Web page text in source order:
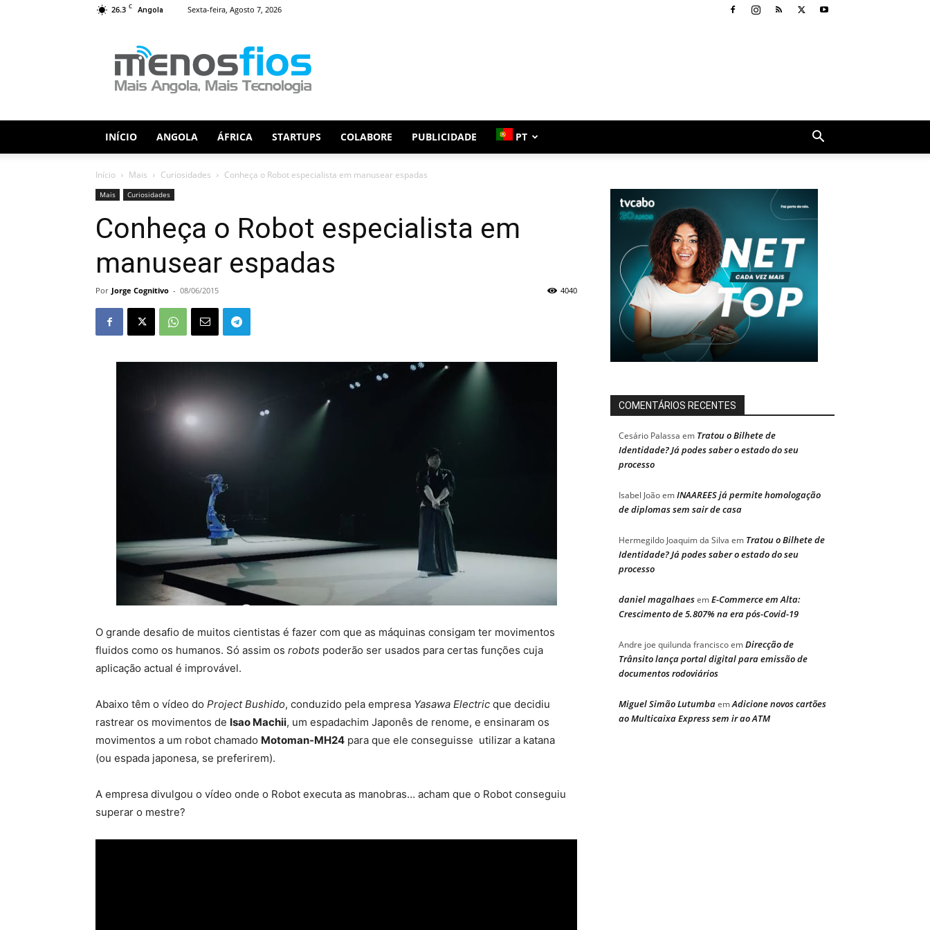
26.3 C Angola Sexta-feira, Agosto 7, 2026
Fios
INÍCIO ANGOLA ÁFRICA STARTUPS COLABORE PUBLICIDADE PT
Início Mais Curiosidades Conheça o Robot especialista em manusear espadas
Mais Curiosidades
Conheça o Robot especialista em
manusear espadas
Por Jorge Cognitivo - 08/06/2015 4040
O grande desafio de muitos cientistas é fazer com que as máquinas consigam ter movimentos
fluidos como os humanos. Só assim os robots poderão ser usados para certas funções cuja
aplicação actual é improvável.
Abaixo têm o vídeo do Project Bushido, conduzido pela empresa Yasawa Electric que decidiu
rastrear os movimentos de Isao Machii, um espadachim Japonês de renome, e ensinaram os
movimentos a um robot chamado Motoman-MH24 para que ele conseguisse utilizar a katana
(ou espada japonesa, se preferirem).
A empresa divulgou o vídeo onde o Robot executa as manobras… acham que o Robot conseguiu
superar o mestre?
COMENTÁRIOS RECENTES
Cesário Palassa em Tratou o Bilhete de
Identidade? Já podes saber o estado do seu
processo
Isabel JoãoemINAAREES já permite homologação
de diplomas sem sair de casa
Hermegildo Joaquim da Silva em Tratou o Bilhete de
Identidade? Já podes saber o estado do seu
processo
daniel magalhaesemE-Commerce em Alta:
Crescimento de 5.807% na era pós-Covid-19
Andre joe quilunda franciscoemDirecção de
Trânsito lança portal digital para emissão de
documentos rodoviários
Miguel Simão LutumbaemAdicione novos cartões
ao Multicaixa Express sem ir ao ATM